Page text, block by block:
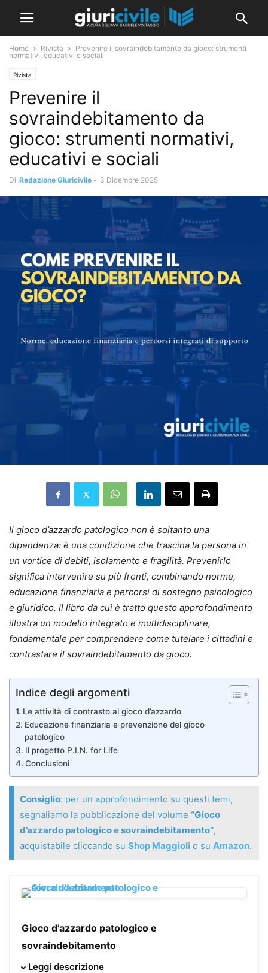
Home Rivista
Prevenire il sovraindebitamento da gioco: strumenti
normativi, educativi e sociali
Rivista
Prevenire il
sovraindebitamento da
gioco: strumenti normativi,
educativi e sociali
Di Redazione Giuricivile - 3 Dicembre 2025
Il gioco d’azzardo patologico non è soltanto una
dipendenza: è una condizione che trascina la persona in
un vortice di debiti, isolamento e fragilità. Prevenirlo
significa intervenire su più fronti, combinando norme,
educazione finanziaria e percorsi di sostegno psicologico
e giuridico. Il libro da cui è tratto questo approfondimento
illustra un modello integrato e multidisciplinare,
fondamentale per comprendere come tutelare i cittadini e
contrastare il sovraindebitamento da gioco.
Indice degli argomenti
Le attività di contrasto al gioco d’azzardo
Educazione finanziaria e prevenzione del gioco
patologico
Il progetto P.I.N. for Life
Conclusioni
Consiglio: per un approfondimento su questi temi,
segnaliamo la pubblicazione del volume “Gioco
d’azzardo patologico e sovraindebitamento”,
acquistabile cliccando su Shop Maggioli o su Amazon.
Gioco d’azzardo patologico e
sovraindebitamento
Il gioco d’azzardo patologico incide in modo sempre più
Leggi descrizione